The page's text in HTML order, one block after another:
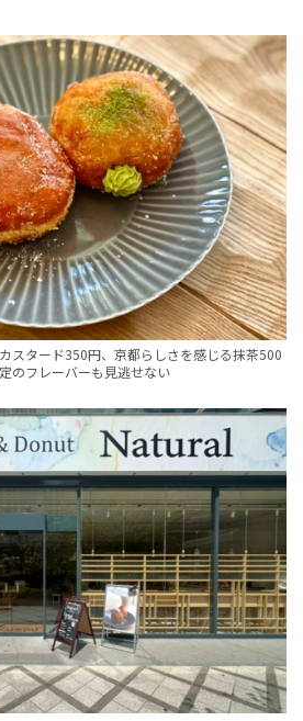
スタード350円、京都らしさを感じる抹茶500
のフレーバーも見逃せない